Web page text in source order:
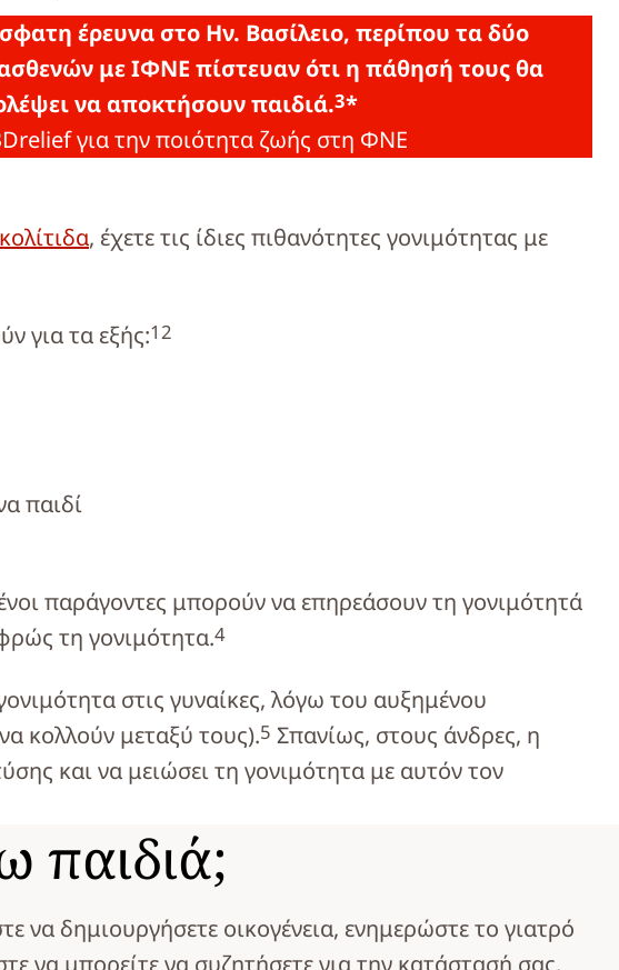
έρευνα στο Ην. Βασίλειο, περίπου τα δύο
με ΙΦΝΕ πίστευαν ότι η πάθησή τους θα
να αποκτήσουν παιδιά.3*
για την ποιότητα ζωής στη ΦΝΕ
, έχετε τις ίδιες πιθανότητες γονιμότητας με
για τα εξής:12
παιδί
παράγοντες μπορούν να επηρεάσουν τη γονιμότητά
τη γονιμότητα.4
στις γυναίκες, λόγω του αυξημένου
κολλούν μεταξύ τους).5 Σπανίως, στους άνδρες, η
και να μειώσει τη γονιμότητα με αυτόν τον
παιδιά;
να δημιουργήσετε οικογένεια, ενημερώστε το γιατρό
να μπορείτε να συζητήσετε για την κατάστασή σας,